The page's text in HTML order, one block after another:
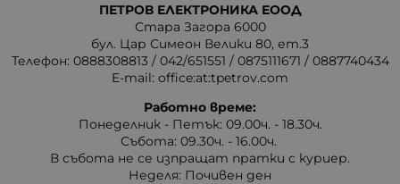
ПЕТРОВ ЕЛЕКТРОНИКА ЕООД
Стара Загора 6000
бул. Цар Симеон Велики 80, ет.3
Телефон: 0888308813 / 042/651551 / 0875111671 / 0887740434
E-mail: office:at:tpetrov.com
Работно време:
Понеделник - Петък: 09.00ч. - 18.30ч.
Събота: 09.30ч. - 16.00ч.
В събота не се изпращат пратки с куриер.
Неделя: Почивен ден